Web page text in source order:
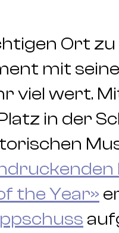
Ort zu
mit
viel wert.
in der
the Year»